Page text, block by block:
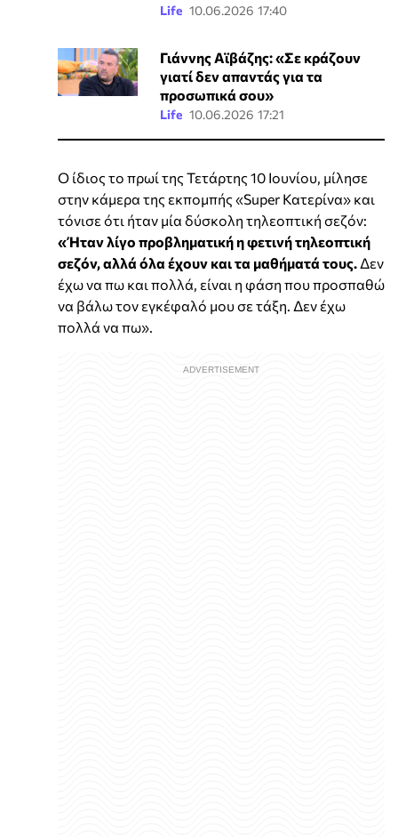
Life 10.06.2026 17:40
Γιάννης Αϊβάζης: «Σε κράζουν
γιατί δεν απαντάς για τα
προσωπικά σου»
Life 10.06.2026 17:21
Ο ίδιος το πρωί της Τετάρτης 10 Ιουνίου, μίλησε
στην κάμερα της εκπομπής «Super Κατερίνα» και
τόνισε ότι ήταν μία δύσκολη τηλεοπτική σεζόν:
«Ήταν λίγο προβληματική η φετινή τηλεοπτική
σεζόν, αλλά όλα έχουν και τα μαθήματά τους. Δεν
έχω να πω και πολλά, είναι η φάση που προσπαθώ
να βάλω τον εγκέφαλό μου σε τάξη. Δεν έχω
πολλά να πω».